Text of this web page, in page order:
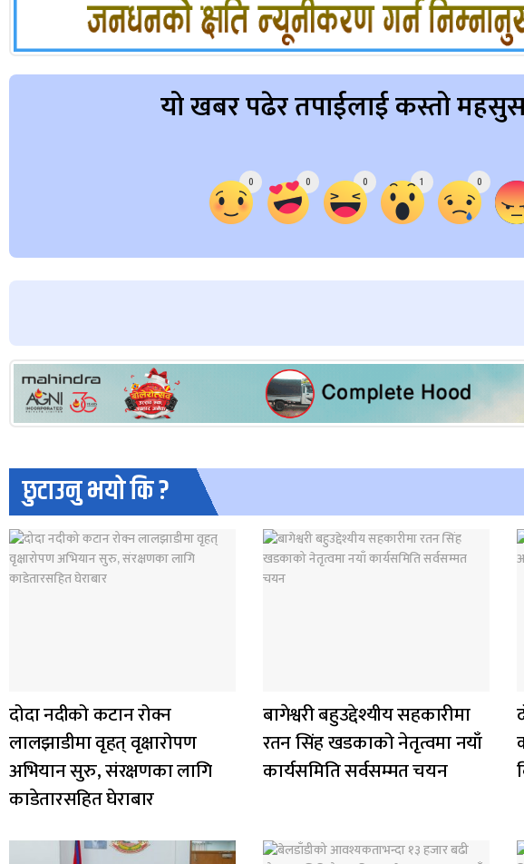
यो खबर पढेर तपाईलाई कस्तो
0 0 0 1 0
छुटाउनु भयो कि ?
दोदा नदीको कटान रोक्न
लालझाडीमा वृहत् वृक्षारोपण
अभियान सुरु, संरक्षणका लागि
काडेतारसहित घेराबार
बागेश्वरी बहुउद्देश्यीय सहकारीमा
रतन सिंह खडकाको नेतृत्वमा नयाँ
कार्यसमिति सर्वसम्मत चयन